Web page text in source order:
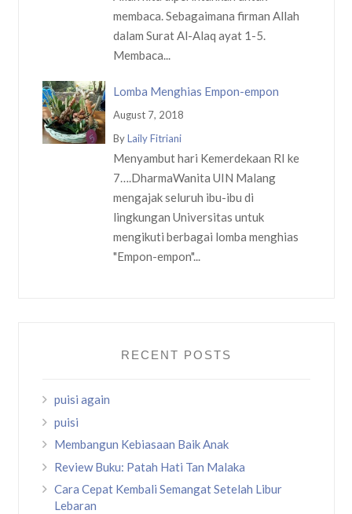
membaca. Sebagaimana firman Allah
dalam Surat Al-Alaq ayat 1-5.
Membaca...
Lomba Menghias Empon-empon
August 7, 2018
ByLaily Fitriani
Menyambut hari Kemerdekaan RI ke
7….DharmaWanita UIN Malang
mengajak seluruh ibu-ibu di
lingkungan Universitas untuk
mengikuti berbagai lomba menghias
"Empon-empon"...
RECENT POSTS
puisi again
puisi
Membangun Kebiasaan Baik Anak
Review Buku: Patah Hati Tan Malaka
Cara Cepat Kembali Semangat Setelah Libur
Lebaran